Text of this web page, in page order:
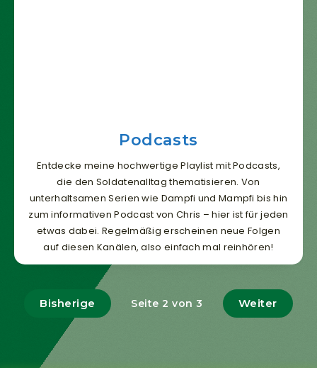
Podcasts
Entdecke meine hochwertige Playlist mit Podcasts,
die den Soldatenalltag thematisieren. Von
unterhaltsamen Serien wie Dampfi und Mampfi bis hin
zum informativen Podcast von Chris – hier ist für jeden
etwas dabei. Regelmäßig erscheinen neue Folgen
auf diesen Kanälen, also einfach mal reinhören!
Bisherige Seite 2 von 3 Weiter